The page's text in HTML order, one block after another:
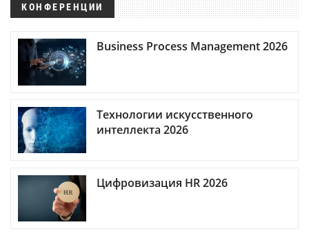
КОНФЕРЕНЦИИ
Business Process Management 2026
Технологии искусственного
интеллекта 2026
Цифровизация HR 2026